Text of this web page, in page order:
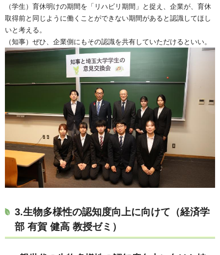
（学生）育休明けの期間を「リハビリ期間」と捉え、企業が、育休
取得前と同じように働くことができない期間があると認識してほし
いと考える。
（知事）ぜひ、企業側にもその認識を共有していただけるといい。
3.生物多様性の認知度向上に向けて（経済学
部 有賀 健高 教授ゼミ）